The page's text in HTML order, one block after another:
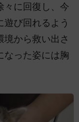
々に回復し、今
び回れるよう
境から救い出さ
なった姿には胸